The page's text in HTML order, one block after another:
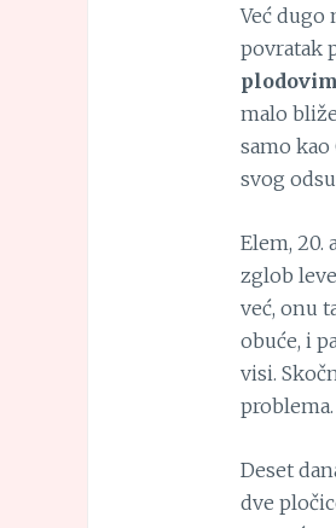
Već dugo
povratak
malo
samo
svog
Elem, 20.
zglob
već, onu
obuće, i
visi.
problema.
Deset
dve